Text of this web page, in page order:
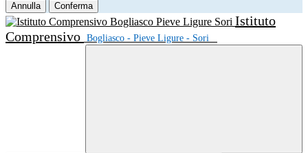
Annulla Conferma
Istituto
Comprensivo Bogliasco - Pieve Ligure - Sori